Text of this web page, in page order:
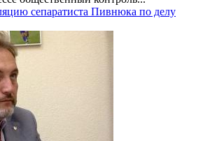
сепаратиста Пивнюка по делу